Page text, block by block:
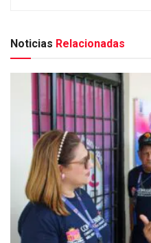
Noticias Relacionadas